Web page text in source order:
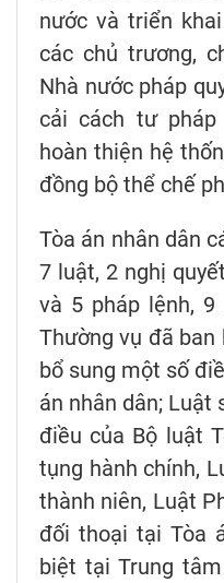
nước và triển
các chủ trương,
Nhà nước pháp
cải cách tư
hoàn thiện hệ
đồng bộ thể chế
Tòa án nhân dân
7 luật, 2 nghị
và 5 pháp lệnh, 9
Thường vụ đã ban
bổ sung một số
án nhân dân; Luật
điều của Bộ luật
tụng hành chính,
thành niên, Luật
đối thoại tại Tòa
biệt tại Trung